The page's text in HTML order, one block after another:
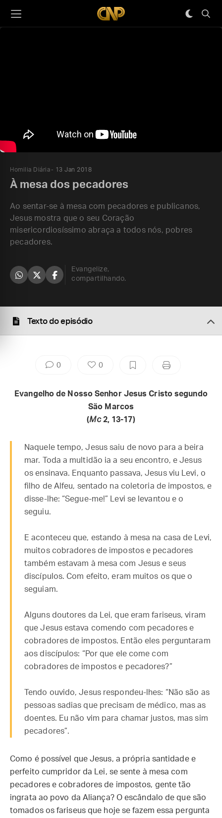
Homilia Diária 13 Jan 2018
À mesa dos pecadores
Ao sentar-se à mesa com pecadores e publicanos,
Jesus mostra que o seu Coração
misericordiosíssimo abraça a todos nós, pobres
pecadores.
Evangelize,
compartilhando.
Texto do episódio
0 0
Evangelho de Nosso Senhor Jesus Cristo segundo
São Marcos
(Mc2, 13-17)
Naquele tempo, Jesus saiu de novo para a beira
mar. Toda a multidão ia a seu encontro, e Jesus
os ensinava. Enquanto passava, Jesus viu Levi, o
filho de Alfeu, sentado na coletoria de impostos, e
disse-lhe: “Segue-me!” Levi se levantou e o
seguiu.
E aconteceu que, estando à mesa na casa de Levi,
muitos cobradores de impostos e pecadores
também estavam à mesa com Jesus e seus
discípulos. Com efeito, eram muitos os que o
seguiam.
Alguns doutores da Lei, que eram fariseus, viram
que Jesus estava comendo com pecadores e
cobradores de impostos. Então eles perguntaram
aos discípulos: “Por que ele come com
cobradores de impostos e pecadores?”
Tendo ouvido, Jesus respondeu-lhes: “Não são as
pessoas sadias que precisam de médico, mas as
doentes. Eu não vim para chamar justos, mas sim
pecadores”.
Como é possível que Jesus, a própria santidade e
perfeito cumpridor da Lei, se sente à mesa com
pecadores e cobradores de impostos, gente tão
ingrata ao povo da Aliança? O escândalo de que são
tomados os fariseus que hoje se fazem essa pergunta